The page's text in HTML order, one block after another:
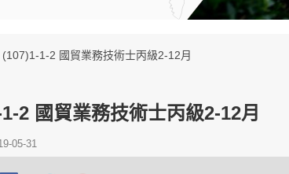
(107)1-1-2 國貿業務技術士丙級2-12月
2 國貿業務技術士丙級2-12月
05-31